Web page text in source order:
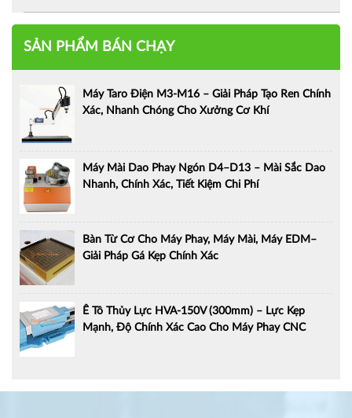
SẢN PHẨM BÁN CHẠY
Máy Taro Điện M3-M16 – Giải Pháp Tạo Ren Chính
Xác, Nhanh Chóng Cho Xưởng Cơ Khí
Máy Mài Dao Phay Ngón D4–D13 – Mài Sắc Dao
Nhanh, Chính Xác, Tiết Kiệm Chi Phí
Bàn Từ Cơ Cho Máy Phay, Máy Mài, Máy EDM–
Giải Pháp Gá Kẹp Chính Xác
Ê Tô Thủy Lực HVA-150V (300mm) – Lực Kẹp
Mạnh, Độ Chính Xác Cao Cho Máy Phay CNC